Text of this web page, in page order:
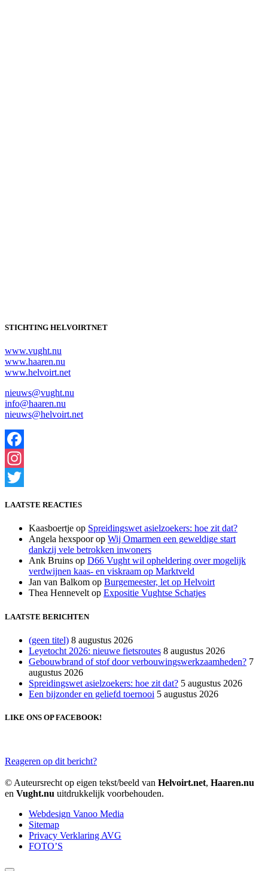
STICHTING HELVOIRTNET
www.vught.nu
www.haaren.nu
www.helvoirt.net
nieuws@vught.nu
info@haaren.nu
nieuws@helvoirt.net
Facebook
Instagram
LAATSTE REACTIES
Kaasboertje op Spreidingswet asielzoekers: hoe zit dat?
Angela hexspoorop Wij Omarmen een geweldige start
dankzij vele betrokken inwoners
Ank Bruins op D66 Vught wil opheldering over mogelijk
verdwijnen kaas- en viskraam op Marktveld
Jan van Balkom op Burgemeester, let op Helvoirt
Thea Hennevelt op Expositie Vughtse Schatjes
LAATSTE BERICHTEN
(geen titel) 8 augustus 2026
Leyetocht 2026: nieuwe fietsroutes 8 augustus 2026
Gebouwbrand of stof door verbouwingswerkzaamheden? 7
augustus 2026
Spreidingswet asielzoekers: hoe zit dat? 5 augustus 2026
Een bijzonder en geliefd toernooi 5 augustus 2026
LIKE ONS OP FACEBOOK!
Reageren op dit bericht?
© Auteursrecht op eigen tekst/beeld van Helvoirt.net, Haaren.nu
en Vught.nu uitdrukkelijk voorbehouden.
Webdesign Vanoo Media
Sitemap
Privacy Verklaring AVG
FOTO’S